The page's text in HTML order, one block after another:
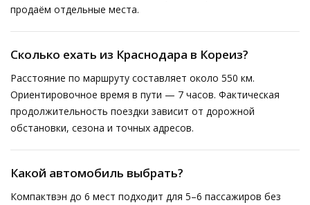
продаём отдельные места.
Сколько ехать из Краснодара в Кореиз?
Расстояние по маршруту составляет около 550 км.
Ориентировочное время в пути — 7 часов. Фактическая
продолжительность поездки зависит от дорожной
обстановки, сезона и точных адресов.
Какой автомобиль выбрать?
Компактвэн до 6 мест подходит для 5–6 пассажиров без